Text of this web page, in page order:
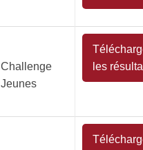
Challenge
Jeunes
les